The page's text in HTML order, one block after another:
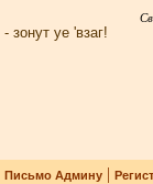
уе 'взаг!
Письмо Админу|